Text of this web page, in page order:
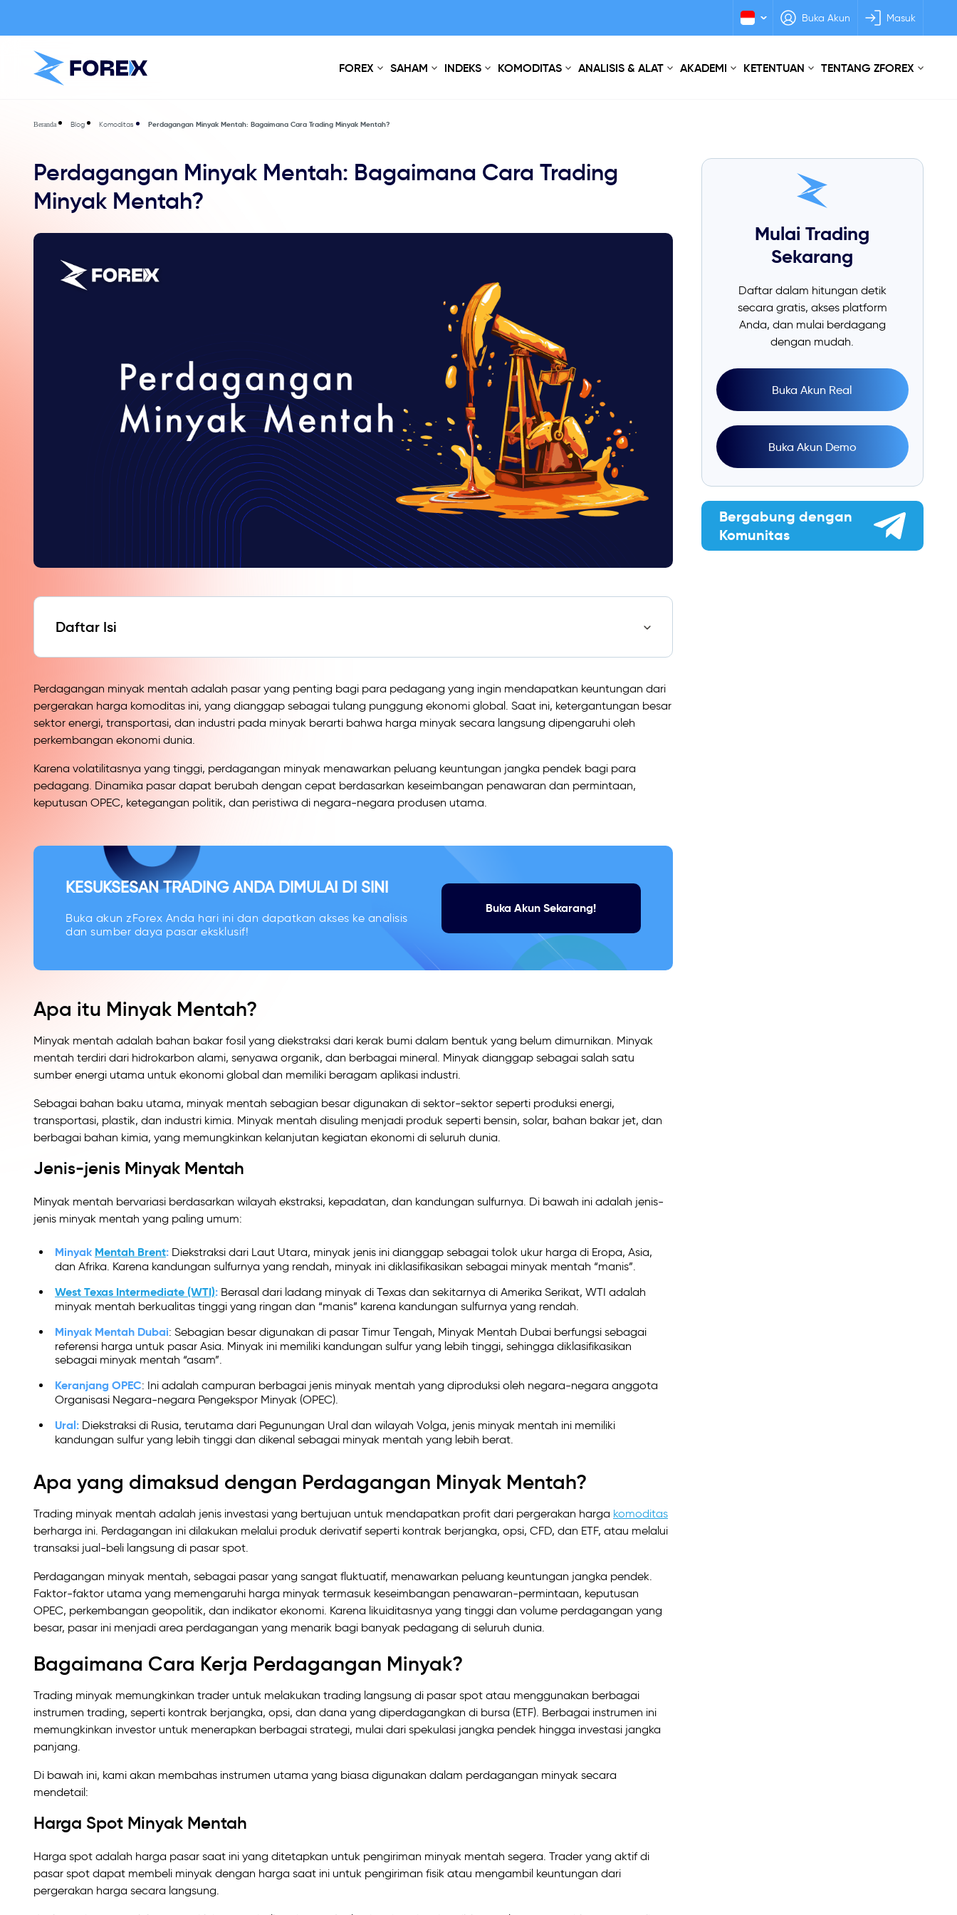
Buka Akun Masuk
FOREX SAHAM INDEKS KOMODITAS ANALISIS & ALAT AKADEMI KETENTUAN TENTANG ZFOREX
Beranda Blog Komoditas Perdagangan Minyak Mentah: Bagaimana Cara Trading Minyak Mentah?
Perdagangan Minyak Mentah: Bagaimana Cara Trading
Minyak Mentah?
Daftar Isi
Perdagangan minyak mentah adalah pasar yang penting bagi para pedagang yang ingin mendapatkan keuntungan dari
pergerakan harga komoditas ini, yang dianggap sebagai tulang punggung ekonomi global. Saat ini, ketergantungan besar
sektor energi, transportasi, dan industri pada minyak berarti bahwa harga minyak secara langsung dipengaruhi oleh
perkembangan ekonomi dunia.
Karena volatilitasnya yang tinggi, perdagangan minyak menawarkan peluang keuntungan jangka pendek bagi para
pedagang. Dinamika pasar dapat berubah dengan cepat berdasarkan keseimbangan penawaran dan permintaan,
keputusan OPEC, ketegangan politik, dan peristiwa di negara-negara produsen utama.
KESUKSESAN TRADING ANDA DIMULAI DI SINI
Buka akun zForex Anda hari ini dan dapatkan akses ke analisis
dan sumber daya pasar eksklusif!
Buka Akun Sekarang!
Apa itu Minyak Mentah?
Minyak mentah adalah bahan bakar fosil yang diekstraksi dari kerak bumi dalam bentuk yang belum dimurnikan. Minyak
mentah terdiri dari hidrokarbon alami, senyawa organik, dan berbagai mineral. Minyak dianggap sebagai salah satu
sumber energi utama untuk ekonomi global dan memiliki beragam aplikasi industri.
Sebagai bahan baku utama, minyak mentah sebagian besar digunakan di sektor-sektor seperti produksi energi,
transportasi, plastik, dan industri kimia. Minyak mentah disuling menjadi produk seperti bensin, solar, bahan bakar jet, dan
berbagai bahan kimia, yang memungkinkan kelanjutan kegiatan ekonomi di seluruh dunia.
Jenis-jenis Minyak Mentah
Minyak mentah bervariasi berdasarkan wilayah ekstraksi, kepadatan, dan kandungan sulfurnya. Di bawah ini adalah jenis-
jenis minyak mentah yang paling umum:
Minyak Mentah Brent: Diekstraksi dari Laut Utara, minyak jenis ini dianggap sebagai tolok ukur harga di Eropa, Asia,
dan Afrika. Karena kandungan sulfurnya yang rendah, minyak ini diklasifikasikan sebagai minyak mentah “manis”.
West Texas Intermediate (WTI): Berasal dari ladang minyak di Texas dan sekitarnya di Amerika Serikat, WTI adalah
minyak mentah berkualitas tinggi yang ringan dan “manis” karena kandungan sulfurnya yang rendah.
Minyak Mentah Dubai: Sebagian besar digunakan di pasar Timur Tengah, Minyak Mentah Dubai berfungsi sebagai
referensi harga untuk pasar Asia. Minyak ini memiliki kandungan sulfur yang lebih tinggi, sehingga diklasifikasikan
sebagai minyak mentah “asam”.
Keranjang OPEC: Ini adalah campuran berbagai jenis minyak mentah yang diproduksi oleh negara-negara anggota
Organisasi Negara-negara Pengekspor Minyak (OPEC).
Ural: Diekstraksi di Rusia, terutama dari Pegunungan Ural dan wilayah Volga, jenis minyak mentah ini memiliki
kandungan sulfur yang lebih tinggi dan dikenal sebagai minyak mentah yang lebih berat.
Apa yang dimaksud dengan Perdagangan Minyak Mentah?
Trading minyak mentah adalah jenis investasi yang bertujuan untuk mendapatkan profit dari pergerakan harga komoditas
berharga ini. Perdagangan ini dilakukan melalui produk derivatif seperti kontrak berjangka, opsi, CFD, dan ETF, atau melalui
transaksi jual-beli langsung di pasar spot.
Perdagangan minyak mentah, sebagai pasar yang sangat fluktuatif, menawarkan peluang keuntungan jangka pendek.
Faktor-faktor utama yang memengaruhi harga minyak termasuk keseimbangan penawaran-permintaan, keputusan
OPEC, perkembangan geopolitik, dan indikator ekonomi. Karena likuiditasnya yang tinggi dan volume perdagangan yang
besar, pasar ini menjadi area perdagangan yang menarik bagi banyak pedagang di seluruh dunia.
Bagaimana Cara Kerja Perdagangan Minyak?
Trading minyak memungkinkan trader untuk melakukan trading langsung di pasar spot atau menggunakan berbagai
instrumen trading, seperti kontrak berjangka, opsi, dan dana yang diperdagangkan di bursa (ETF). Berbagai instrumen ini
memungkinkan investor untuk menerapkan berbagai strategi, mulai dari spekulasi jangka pendek hingga investasi jangka
panjang.
Di bawah ini, kami akan membahas instrumen utama yang biasa digunakan dalam perdagangan minyak secara
mendetail:
Harga Spot Minyak Mentah
Harga spot adalah harga pasar saat ini yang ditetapkan untuk pengiriman minyak mentah segera. Trader yang aktif di
pasar spot dapat membeli minyak dengan harga saat ini untuk pengiriman fisik atau mengambil keuntungan dari
pergerakan harga secara langsung.
Mulai Trading
Sekarang
Daftar dalam hitungan detik
secara gratis, akses platform
Anda, dan mulai berdagang
dengan mudah.
Buka Akun Real
Buka Akun Demo
Bergabung dengan
Komunitas